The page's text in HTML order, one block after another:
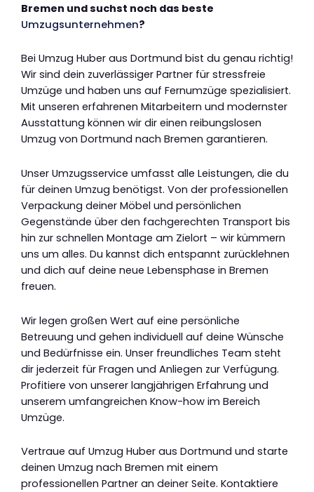
Bremen und suchst noch das beste
Umzugsunternehmen?
Bei Umzug Huber aus Dortmund bist du genau richtig!
Wir sind dein zuverlässiger Partner für stressfreie
Umzüge und haben uns auf Fernumzüge spezialisiert.
Mit unseren erfahrenen Mitarbeitern und modernster
Ausstattung können wir dir einen reibungslosen
Umzug von Dortmund nach Bremen garantieren.
Unser Umzugsservice umfasst alle Leistungen, die du
für deinen Umzug benötigst. Von der professionellen
Verpackung deiner Möbel und persönlichen
Gegenstände über den fachgerechten Transport bis
hin zur schnellen Montage am Zielort – wir kümmern
uns um alles. Du kannst dich entspannt zurücklehnen
und dich auf deine neue Lebensphase in Bremen
freuen.
Wir legen großen Wert auf eine persönliche
Betreuung und gehen individuell auf deine Wünsche
und Bedürfnisse ein. Unser freundliches Team steht
dir jederzeit für Fragen und Anliegen zur Verfügung.
Profitiere von unserer langjährigen Erfahrung und
unserem umfangreichen Know-how im Bereich
Umzüge.
Vertraue auf Umzug Huber aus Dortmund und starte
deinen Umzug nach Bremen mit einem
professionellen Partner an deiner Seite. Kontaktiere